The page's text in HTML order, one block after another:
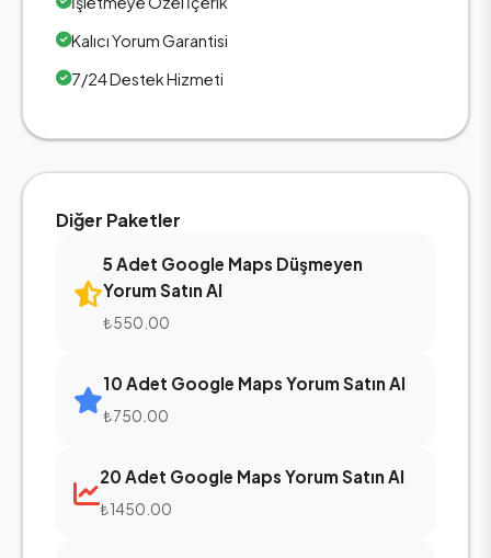
Kalıcı Yorum Garantisi
7/24 Destek Hizmeti
Diğer Paketler
5 Adet Google Maps Düşmeyen
Yorum Satın Al
₺550.00
10 Adet Google Maps Yorum Satın Al
₺750.00
20 Adet Google Maps Yorum Satın Al
₺1450.00